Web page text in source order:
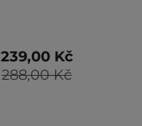
288,00 Kč
239,00 Kč